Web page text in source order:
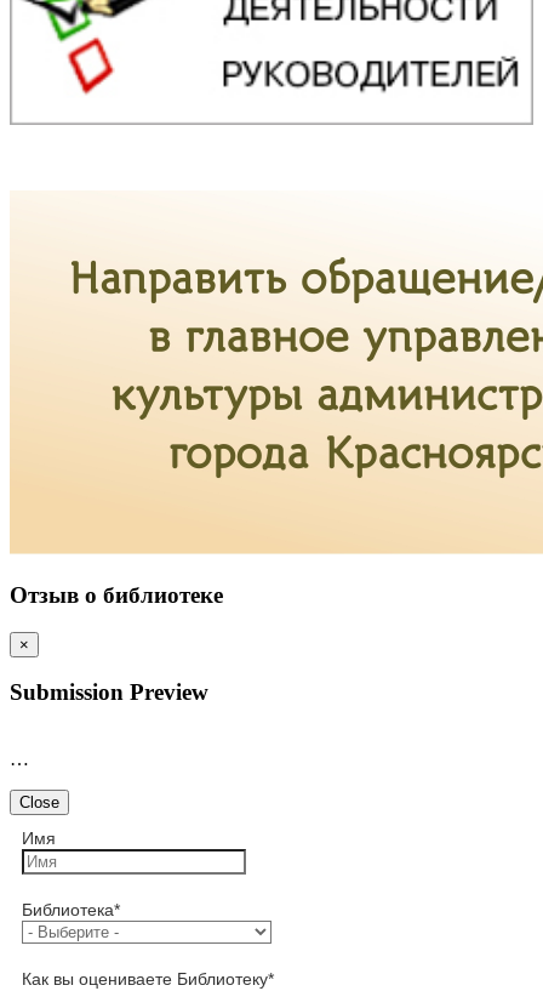
Отзыв о библиотеке
×
Submission Preview
…
Close
Имя
Библиотека*
Как вы оцениваете Библиотеку*